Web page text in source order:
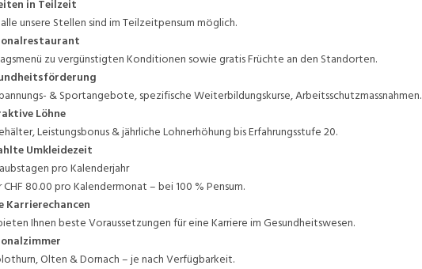
in Teilzeit
unsere Stellen sind im Teilzeitpensum möglich.
zu vergünstigten Konditionen sowie gratis Früchte an den Standorten.
& Sportangebote, spezifische Weiterbildungskurse, Arbeitsschutzmassnahmen.
Löhne
Leistungsbonus & jährliche Lohnerhöhung bis Erfahrungsstufe 20.
Umkleidezeit
pro Kalenderjahr
80.00 pro Kalendermonat – bei 100 % Pensum.
Karrierechancen
Ihnen beste Voraussetzungen für eine Karriere im Gesundheitswesen.
Olten & Dornach – je nach Verfügbarkeit.